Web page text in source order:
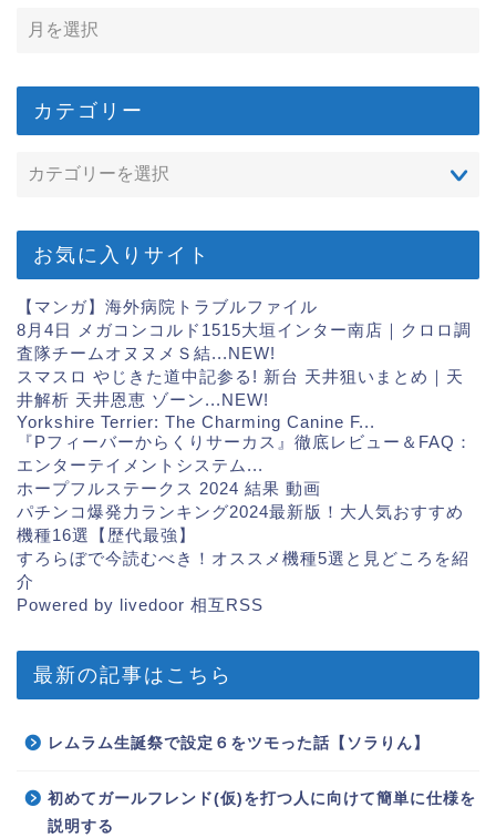
カテゴリー
お気に入りサイト
【マンガ】海外病院トラブルファイル
8月4日 メガコンコルド1515大垣インター南店｜クロロ調
査隊チームオヌヌメＳ結...NEW!
スマスロ やじきた道中記参る! 新台 天井狙いまとめ｜天
井解析 天井恩恵 ゾーン...NEW!
Yorkshire Terrier: The Charming Canine F...
『Pフィーバーからくりサーカス』徹底レビュー＆FAQ：
エンターテイメントシステム...
ホープフルステークス 2024 結果 動画
パチンコ爆発力ランキング2024最新版！大人気おすすめ
機種16選【歴代最強】
すろらぼで今読むべき！オススメ機種5選と見どころを紹
介
Powered by livedoor 相互RSS
最新の記事はこちら
レムラム生誕祭で設定６をツモった話【ソラりん】
初めてガールフレンド(仮)を打つ人に向けて簡単に仕様を
説明する